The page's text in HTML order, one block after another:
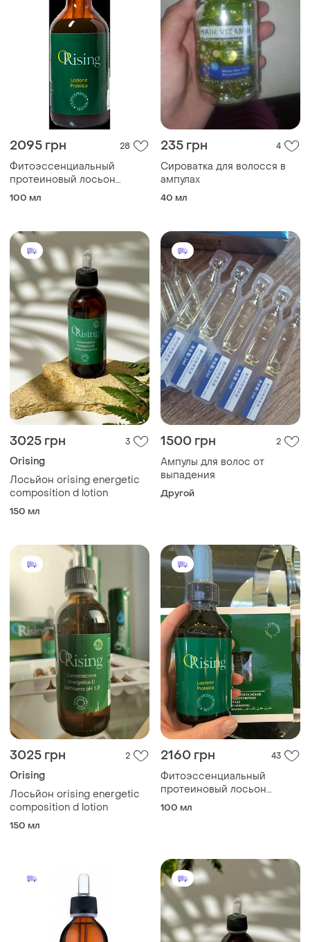
2095 грн 28
Фитоэссенциальный
протеиновый лосьон
orising lozione proteica
100 мл
235 грн 4
Сироватка для волосся в
ампулах
40 мл
3025 грн 3
Orising
Лосьйон orising energetic
composition d lotion
150 мл
1500 грн 2
Ампулы для волос от
выпадения
Другой
3025 грн 2
Orising
Лосьйон orising energetic
composition d lotion
150 мл
2160 грн 43
Фитоэссенциальный
протеиновый лосьон
orising lozione proteica
100 мл